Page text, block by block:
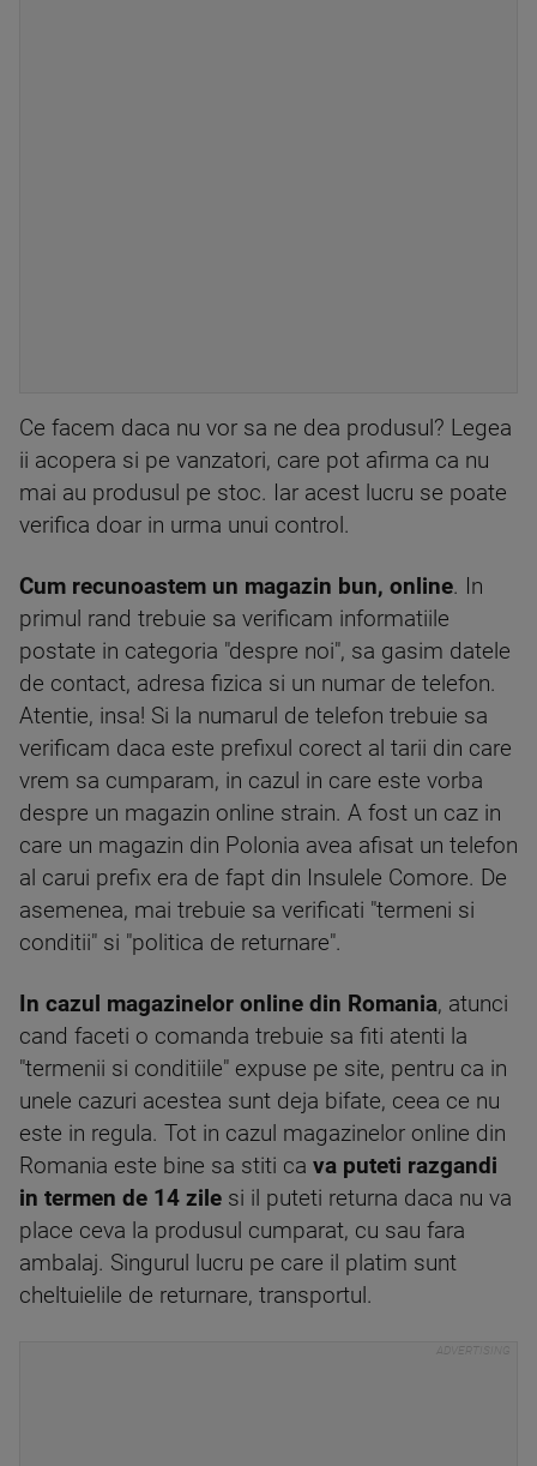
Ce facem daca nu vor sa ne dea produsul? Legea
ii acopera si pe vanzatori, care pot afirma ca nu
mai au produsul pe stoc. Iar acest lucru se poate
verifica doar in urma unui control.
Cum recunoastem un magazin bun, online. In
primul rand trebuie sa verificam informatiile
postate in categoria "despre noi", sa gasim datele
de contact, adresa fizica si un numar de telefon.
Atentie, insa! Si la numarul de telefon trebuie sa
verificam daca este prefixul corect al tarii din care
vrem sa cumparam, in cazul in care este vorba
despre un magazin online strain. A fost un caz in
care un magazin din Polonia avea afisat un telefon
al carui prefix era de fapt din Insulele Comore. De
asemenea, mai trebuie sa verificati "termeni si
conditii" si "politica de returnare".
In cazul magazinelor online din Romania, atunci
cand faceti o comanda trebuie sa fiti atenti la
"termenii si conditiile" expuse pe site, pentru ca in
unele cazuri acestea sunt deja bifate, ceea ce nu
este in regula. Tot in cazul magazinelor online din
Romania este bine sa stiti ca va puteti razgandi
in termen de 14 zile si il puteti returna daca nu va
place ceva la produsul cumparat, cu sau fara
ambalaj. Singurul lucru pe care il platim sunt
cheltuielile de returnare, transportul.